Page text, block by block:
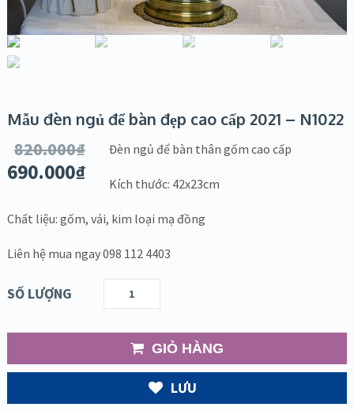
Mẫu đèn ngủ để bàn đẹp cao cấp 2021 – N1022
820.000₫
690.000₫
Đèn ngủ để bàn thân gốm cao cấp
Kích thước: 42x23cm
Chất liệu: gốm, vải, kim loại mạ đồng
Liên hệ mua ngay 098 112 4403
SỐ LƯỢNG
GIỎ HÀNG
LƯU